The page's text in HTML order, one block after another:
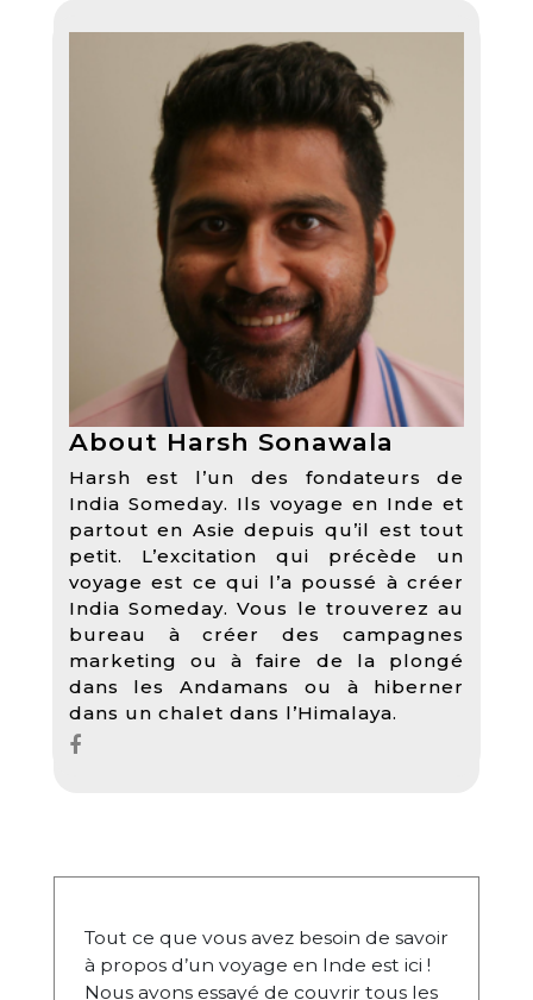
About Harsh Sonawala
Harsh est l’un des fondateurs de
India Someday. Ils voyage en Inde et
partout en Asie depuis qu’il est tout
petit. L’excitation qui précède un
voyage est ce qui l’a poussé à créer
India Someday. Vous le trouverez au
bureau à créer des campagnes
marketing ou à faire de la plongé
dans les Andamans ou à hiberner
dans un chalet dans l’Himalaya.
Tout ce que vous avez besoin de savoir
à propos d’un voyage en Inde est ici !
Nous avons essayé de couvrir tous les